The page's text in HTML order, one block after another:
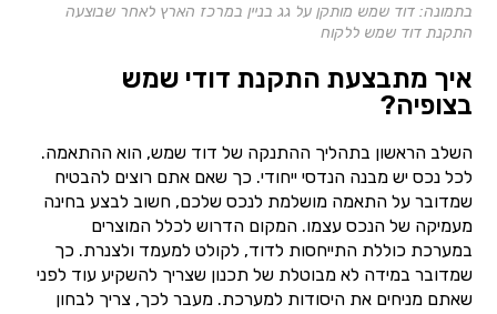
בתמונה: דוד שמש מותקן על גג בניין במרכז הארץ לאחר שבוצעה
התקנת דוד שמש ללקוח
איך מתבצעת התקנת דודי שמש
בצופיה?
השלב הראשון בתהליך ההתנקה של דוד שמש, הוא ההתאמה.
לכל נכס יש מבנה הנדסי ייחודי. כך שאם אתם רוצים להבטיח
שמדובר על התאמה מושלמת לנכס שלכם, חשוב לבצע בחינה
מעמיקה של הנכס עצמו. המקום הדרוש לכלל המוצרים
במערכת כוללת התייחסות לדוד, לקולט למעמד ולצנרת. כך
שמדובר במידה לא מבוטלת של תכנון שצריך להשקיע עוד לפני
שאתם מניחים את היסודות למערכת. מעבר לכך, צריך לבחון